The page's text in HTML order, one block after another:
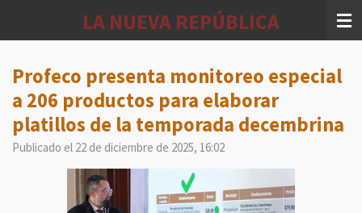
principal
LA NUEVA REPÚBLICA
Profeco presenta monitoreo especial
a 206 productos para elaborar
platillos de la temporada decembrina
Publicado el 22 de diciembre de 2025, 16:02